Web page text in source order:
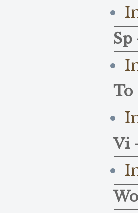
Sp
To
Vi